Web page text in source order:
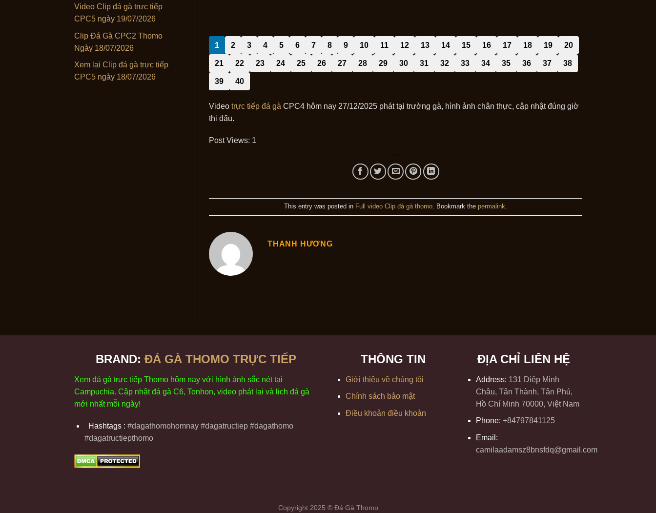
Video Clip đá gà trực tiếp
CPC5 ngày 19/07/2026
Clip Đá Gà CPC2 Thomo
Ngày 18/07/2026
Xem lại Clip đá gà trực tiếp
CPC5 ngày 18/07/2026
1 2 3 4 5 6 7 8 9 10 11 12 13 14 15 16 17 18 19 20
21 22 23 24 25 26 27 28 29 30 31 32 33 34 35 36 37 38
39 40
Video trực tiếp đá gà CPC4 hôm nay 27/12/2025 phát tại trường gà, hình ảnh chân thực, cập nhật đúng giờ
thi đấu.
Post Views: 1
This entry was posted in Full video Clip đá gà thomo. Bookmark the permalink
THANH HƯƠNG
BRAND: ĐÁ GÀ THOMO TRỰC TIẾP
Xem đá gà trực tiếp Thomo hôm nay với hình ảnh sắc néttại
Campuchia. Cập nhậtđá gà C6, Tonhon, video phátl ại và ịch đá gà
mới nhất mỗi ngày!
Hashtags : #dagathomohomnay #dagatructiep #dagathomo
#dagatructiepthomo
THÔNG TIN
Giới thiệu về chúng tôi
Chính sách bảo mật
Điều khoản điều khoản
ĐỊA CHỈ LIÊN HỆ
Address: 131 Diệp Minh
Châu, Tân Thành, Tân Phú,
Hồ Chí Minh 70000, Việt Nam
Phone: +84797841125
Email:
camilaadamsz8bnsfdq@gmail.com
Copyright 2025 © Đá Gà Thomo